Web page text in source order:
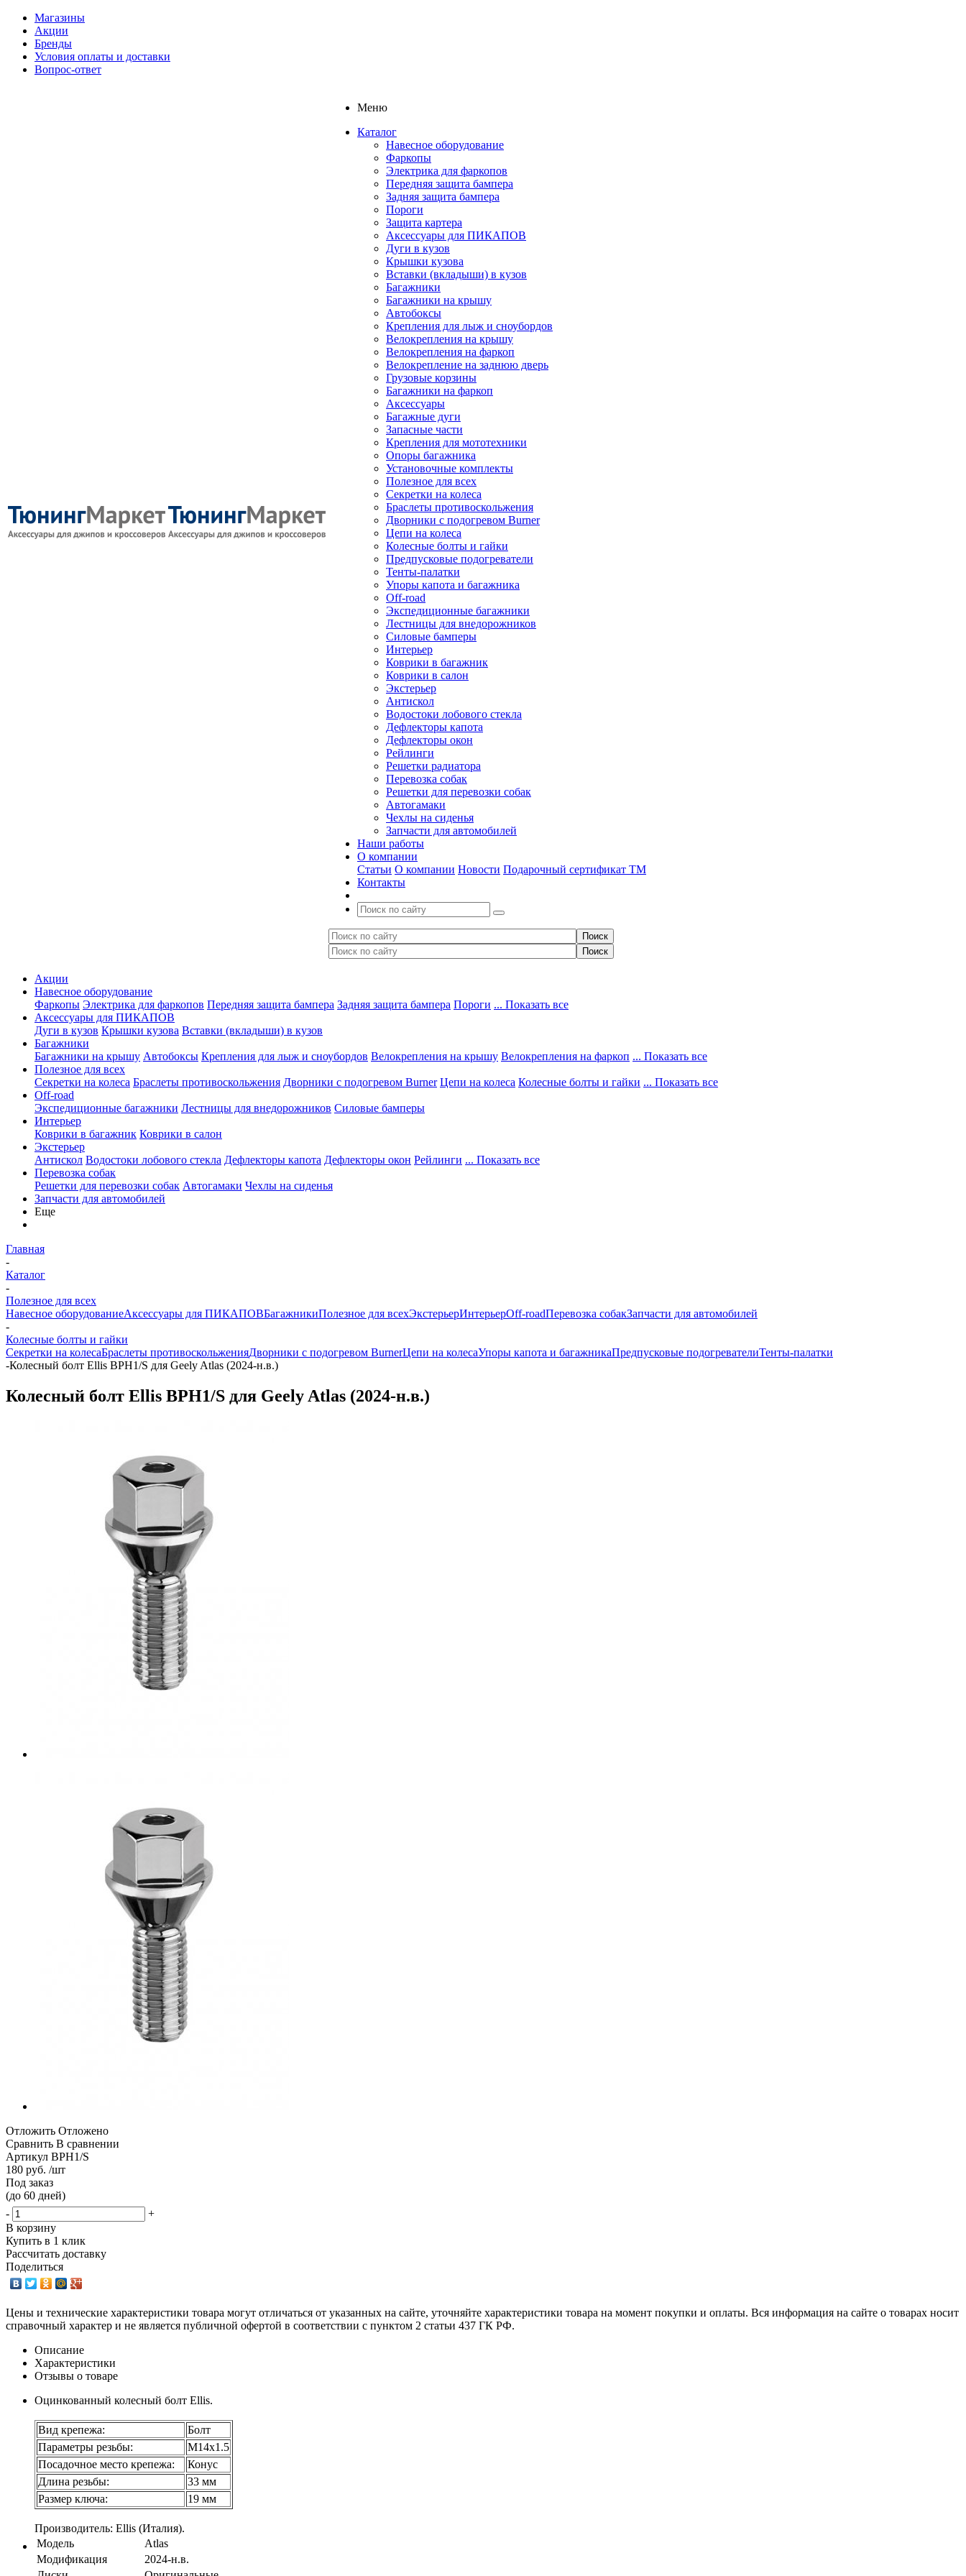
Магазины
Акции
Бренды
Условия оплаты и доставки
Вопрос-ответ
Меню
Каталог
Навесное оборудование
Фаркопы
Электрика для фаркопов
Передняя защита бампера
Задняя защита бампера
Пороги
Защита картера
Аксессуары для ПИКАПОВ
Дуги в кузов
Крышки кузова
Вставки (вкладыши) в кузов
Багажники
Багажники на крышу
Автобоксы
Крепления для лыж и сноубордов
Велокрепления на крышу
Велокрепления на фаркоп
Велокрепление на заднюю дверь
Грузовые корзины
Багажники на фаркоп
Аксессуары
Багажные дуги
Запасные части
Крепления для мототехники
Опоры багажника
Установочные комплекты
Полезное для всех
Секретки на колеса
Браслеты противоскольжения
Дворники с подогревом Burner
Цепи на колеса
Колесные болты и гайки
Предпусковые подогреватели
Тенты-палатки
Упоры капота и багажника
Off-road
Экспедиционные багажники
Лестницы для внедорожников
Силовые бамперы
Интерьер
Коврики в багажник
Коврики в салон
Экстерьер
Антискол
Водостоки лобового стекла
Дефлекторы капота
Дефлекторы окон
Рейлинги
Решетки радиатора
Перевозка собак
Решетки для перевозки собак
Автогамаки
Чехлы на сиденья
Запчасти для автомобилей
Наши работы
О компании
Статьи О компании Новости Подарочный сертификат ТМ
Контакты
Акции
Навесное оборудование
Фаркопы Электрика для фаркопов Передняя защита бампера Задняя защита бампера Пороги ... Показать все
Аксессуары для ПИКАПОВ
Дуги в кузов Крышки кузова Вставки (вкладыши) в кузов
Багажники
Багажники на крышу Автобоксы Крепления для лыж и сноубордов Велокрепления на крышу Велокрепления на фаркоп ... Показать все
Полезное для всех
Секретки на колеса Браслеты противоскольжения Дворники с подогревом Burner Цепи на колеса Колесные болты и гайки ... Показать все
Off-road
Экспедиционные багажники Лестницы для внедорожников Силовые бамперы
Интерьер
Коврики в багажник Коврики в салон
Экстерьер
Антискол Водостоки лобового стекла Дефлекторы капота Дефлекторы окон Рейлинги ... Показать все
Перевозка собак
Решетки для перевозки собак Автогамаки Чехлы на сиденья
Запчасти для автомобилей
Еще
Главная
-
Каталог
-
Полезное для всех
Навесное оборудованиеАксессуары для ПИКАПОВБагажникиПолезное для всехЭкстерьерИнтерьерOff-roadПеревозка собакЗапчасти для автомобилей
-
Колесные болты и гайки
Секретки на колесаБраслеты противоскольженияДворники с подогревом BurnerЦепи на колесаУпоры капота и багажникаПредпусковые подогревателиТенты-палатки
-Колесный болт Ellis BPH1/S для Geely Atlas (2024-н.в.)
Колесный болт Ellis BPH1/S для Geely Atlas (2024-н.в.)
Отложить Отложено
Сравнить В сравнении
Артикул BPH1/S
180 руб. /шт
Под заказ
(до 60 дней)
-
+
В корзину
Купить в 1 клик
Рассчитать доставку
Поделиться
Цены и технические характеристики товара могут отличаться от указанных на сайте, уточняйте характеристики товара на момент покупки и оплаты. Вся информация на сайте о товарах носит
справочный характер и не является публичной офертой в соответствии с пунктом 2 статьи 437 ГК РФ.
Описание
Характеристики
Отзывы о товаре
Оцинкованный колесный болт Ellis.
Вид крепежа:
Болт
Параметры резьбы:
М14х1.5
Посадочное место крепежа:
Конус
Длина резьбы:
33 мм
Размер ключа:
19 мм
Производитель: Ellis (Италия).
Модель
Atlas
Модификация
2024-н.в.